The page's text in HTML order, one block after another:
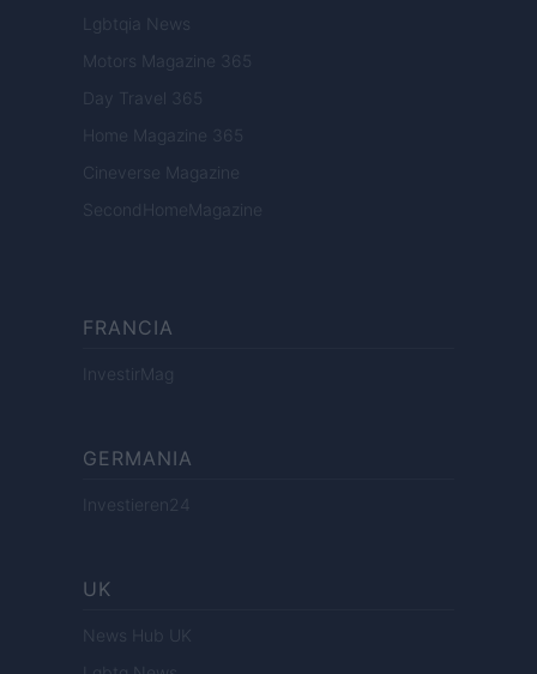
Lgbtqia News
Motors Magazine 365
Day Travel 365
Home Magazine 365
Cineverse Magazine
SecondHomeMagazine
FRANCIA
InvestirMag
GERMANIA
Investieren24
UK
News Hub UK